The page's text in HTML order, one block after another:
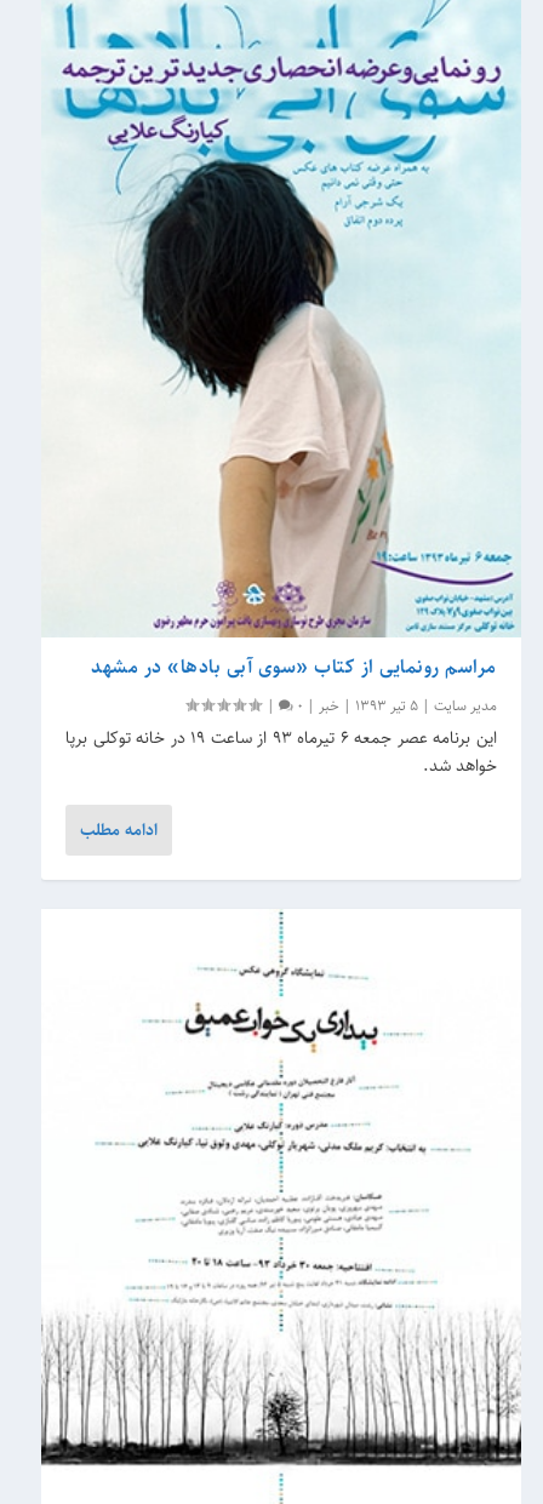
مراسم رونمایی از کتاب «سوی آبی بادها» در مشهد
مدیر سایت |5 تیر 1393 | خبر |
0
|
این برنامه عصر جمعه ۶ تیرماه ۹۳ از ساعت ۱۹ در خانه توکلی برپا
خواهد شد.
ادامه مطلب